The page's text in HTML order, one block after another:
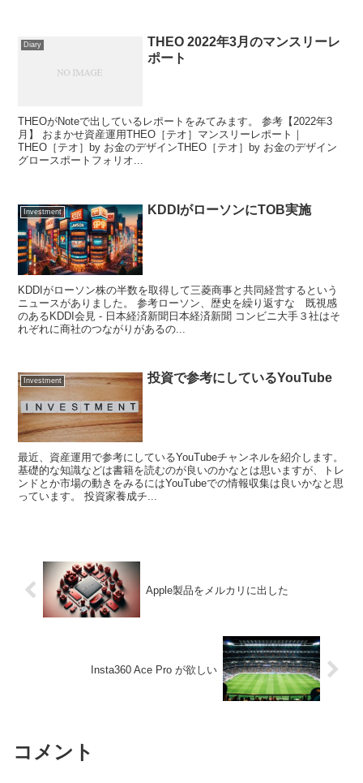
Diary
THEO 2022年3月のマンスリーレ
ポート
THEOがNoteで出しているレポートをみてみます。 参考【2022年3
月】 おまかせ資産運用THEO［テオ］マンスリーレポート｜
THEO［テオ］by お金のデザインTHEO［テオ］by お金のデザイン
グロースポートフォリオ...
Investment KDDIがローソンにTOB実施
KDDIがローソン株の半数を取得して三菱商事と共同経営するという
ニュースがありました。 参考ローソン、歴史を繰り返すな 既視感
のあるKDDI会見 - 日本経済新聞日本経済新聞 コンビニ大手３社はそ
れぞれに商社のつながりがあるの...
Investment 投資で参考にしているYouTube
最近、資産運用で参考にしているYouTubeチャンネルを紹介します。
基礎的な知識などは書籍を読むのが良いのかなとは思いますが、トレ
ンドとか市場の動きをみるにはYouTubeでの情報収集は良いかなと思
っています。 投資家養成チ...
Apple製品をメルカリに出した
Insta360 Ace Pro が欲しい
コメント